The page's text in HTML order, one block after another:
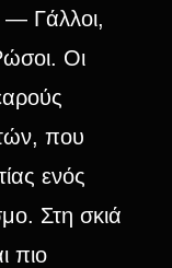
— Γάλλοι,
Οι
που
ενός
Στη σκιά
πιο